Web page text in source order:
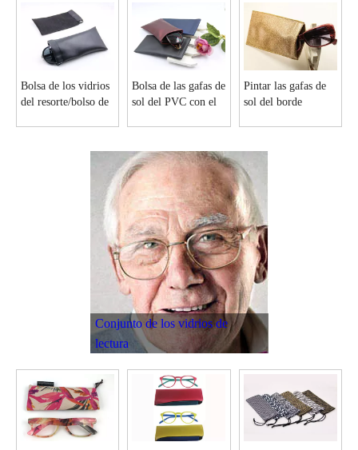
Caja de las gafas de sol del niño brillante I99 con la maneta
Bolsa de los vidrios
del resorte/bolso de
Bolsa de las gafas de
sol del PVC con el
Pintar las gafas de
sol del borde
Conjunto de los vidrios de
lectura